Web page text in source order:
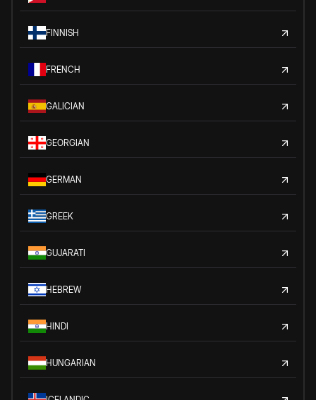
FINNISH
FRENCH
GALICIAN
GEORGIAN
GERMAN
GREEK
GUJARATI
HEBREW
HINDI
HUNGARIAN